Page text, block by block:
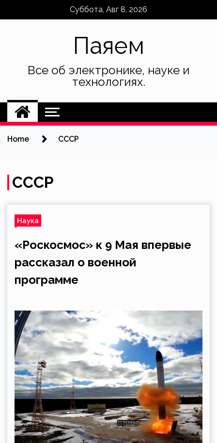
Суббота, Авг 8, 2026
Паяем
Все об электронике, науке и
технологиях.
Home СССР
СССР
Наука
«Роскосмос» к 9 Мая впервые
рассказал о военной
программе